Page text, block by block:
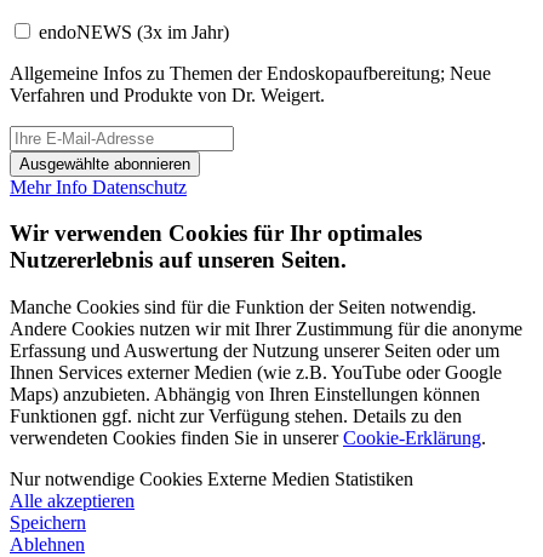
endoNEWS (3x im Jahr)
Allgemeine Infos zu Themen der Endoskopaufbereitung; Neue
Verfahren und Produkte von Dr. Weigert.
Ausgewählte abonnieren
Mehr Info Datenschutz
Wir verwenden Cookies für Ihr optimales
Nutzererlebnis auf unseren Seiten.
Manche Cookies sind für die Funktion der Seiten notwendig.
Andere Cookies nutzen wir mit Ihrer Zustimmung für die anonyme
Erfassung und Auswertung der Nutzung unserer Seiten oder um
Ihnen Services externer Medien (wie z.B. YouTube oder Google
Maps) anzubieten. Abhängig von Ihren Einstellungen können
Funktionen ggf. nicht zur Verfügung stehen. Details zu den
verwendeten Cookies finden Sie in unsererCookie-Erklärung.
Nur notwendige Cookies Externe Medien Statistiken
Alle akzeptieren
Speichern
Ablehnen